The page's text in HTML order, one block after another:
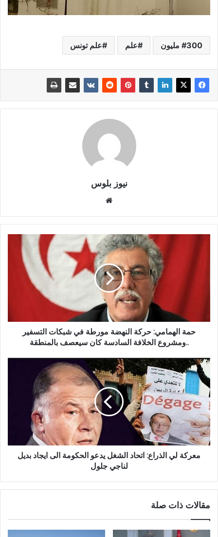
300 مليون علم علم تونس
نيوز بلوس
حمة الهمامي: حركة النهضة مورطة في شبكات التسفير
..ومشروع الخلافة السادسة كان سيعصف بالمنطقة
معركة لي الذراع: اتحاد الشغل يدعو الحكومة الى ايجاد بديل
لناجي جلول
مقالات ذات صلة